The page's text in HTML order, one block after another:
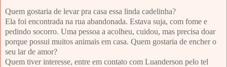
Quem gostaria de levar pra casa essa linda cadelinha?
Ela foi encontrada na rua abandonada. Estava suja, com fome e
pedindo socorro. Uma pessoa a acolheu, cuidou, mas precisa doar
porque possui muitos animais em casa. Quem gostaria de encher o
seu lar de amor?
Quem tiver interesse, entre em contato com Luanderson pelo tel